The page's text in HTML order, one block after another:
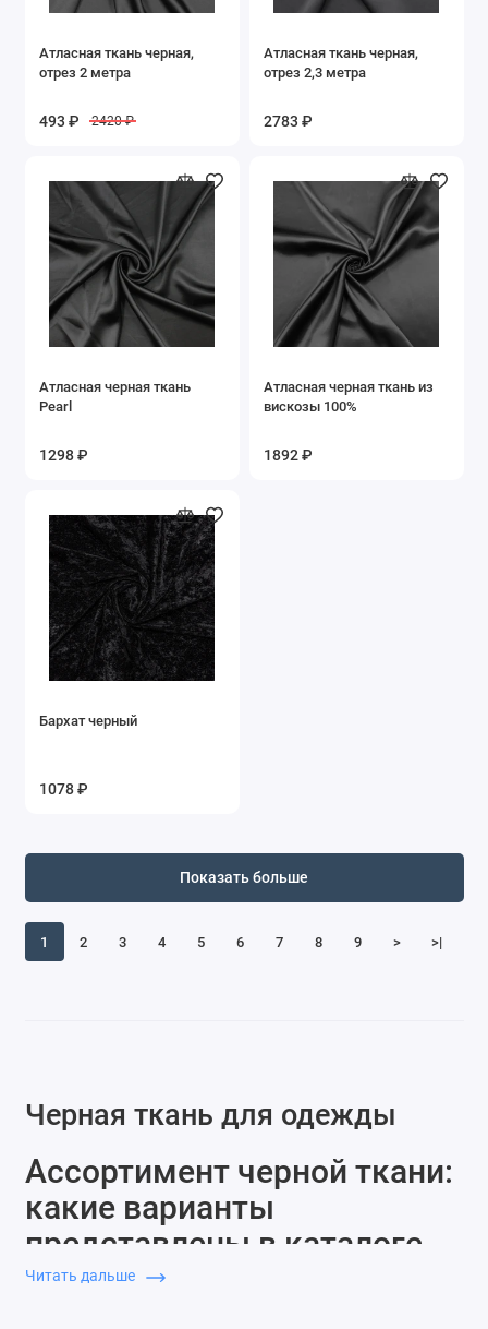
Атласная ткань черная,
отрез 2 метра
493 ₽ 2420 ₽
Атласная ткань черная,
отрез 2,3 метра
2783 ₽
Атласная черная ткань
Pearl
1298 ₽
Атласная черная ткань из
вискозы 100%
1892 ₽
Бархат черный
1078 ₽
1 2 3 4 5 6 7 8 9 > >|
Показать больше
Черная ткань для одежды
Ассортимент черной ткани:
какие варианты
представлены в каталоге
Раздел с черной тканью включает десятки разновидностей
Читать дальше